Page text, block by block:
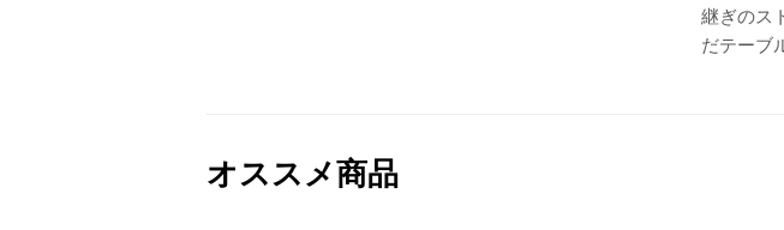
継ぎのス
だテー
オススメ商品